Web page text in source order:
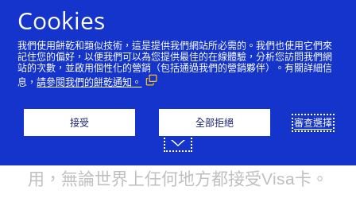
卡片是否遺失或遭竊？
無需擔心，我們隨時為您提供協助。請聯
絡我們的客戶服務專業人員團隊，他們將
確保您能夠繼續安全地支付您所需的費
用，無論世界上任何地方都接受Visa卡。
Cookies
我們使用餅乾和類似技術，這是提供我們網站所必需的。我們也使用它們來
記住您的偏好，以便我們可以為您提供最佳的在線體驗，分析您訪問我們網
站的次數，並啟用個性化的營銷（包括通過我們的營銷夥伴）。有關詳細信
息，請參閱我們的餅乾通知。
接受 全部拒絕 審查選擇